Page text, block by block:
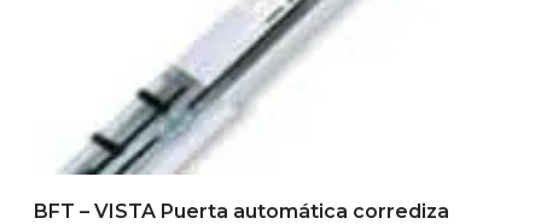
BFT – VISTA Puerta automática corrediza